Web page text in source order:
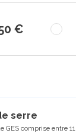
€
serre
GES comprise entre 11